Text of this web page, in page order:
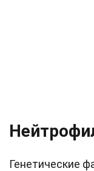
Генетические